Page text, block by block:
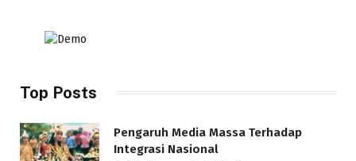
Top Posts
Pengaruh Media Massa Terhadap
Integrasi Nasional